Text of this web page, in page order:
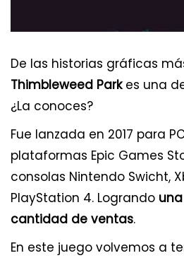
De las historias gráficas
Thimbleweed Parkes una
¿La conoces?
Fue lanzada en 2017 para
plataformas Epic Games
consolas Nintendo Swicht,
PlayStation 4. Logrando
cantidad de ventas.
En este juego volvemos a